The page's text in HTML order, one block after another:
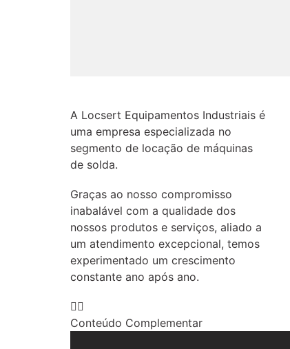
A Locsert Equipamentos Industriais é
uma empresa especializada no
segmento de locação de máquinas
de solda.
Graças ao nosso compromisso
inabalável com a qualidade dos
nossos produtos e serviços, aliado a
um atendimento excepcional, temos
experimentado um crescimento
constante ano após ano.
Conteúdo Complementar